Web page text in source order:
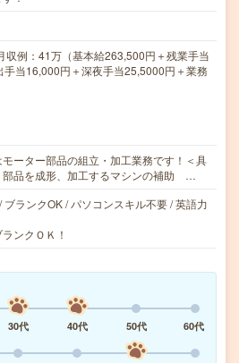
例：41万（基本給263,500円＋残業手当
手当16,000円＋深夜手当25,5000円＋業務
ーター部品の組立・加工業務です！＜具
品を成形、加工するマシンの補助 …
ブランクOK / パソコンスキル不要 / 英語力
ンクＯＫ！
30代 40代 50代
60代